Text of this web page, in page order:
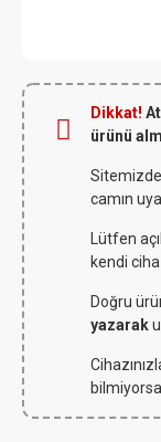
Dikkat!
ürünü
Sitemizde
camın
Lütfen
kendi
Doğru
yazarak